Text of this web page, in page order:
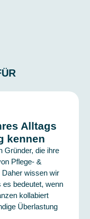
Alltags
kennen
Gründer, die ihre
Pflege- &
Daher wissen wir
bedeutet, wenn
kollabiert
Überlastung